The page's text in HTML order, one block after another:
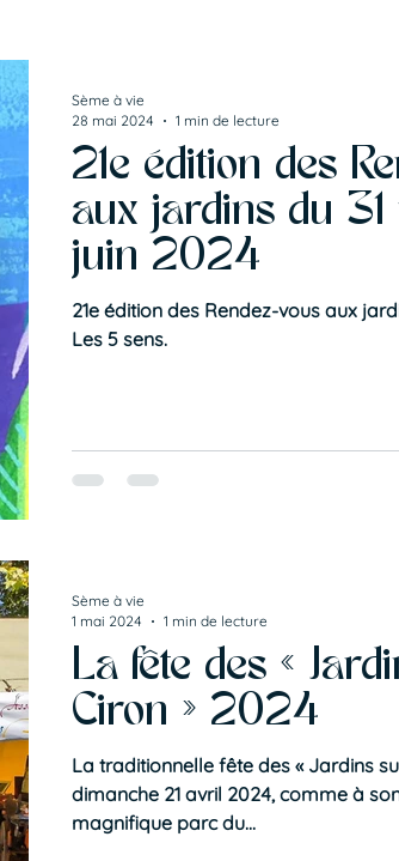
21e édition des
aux jardins du
juin 2024
21e édition des Rendez-vous aux
Les 5 sens.
Sème à vie
28 mai 2024
1 min de lecture
La fête des «
Ciron » 2024
La traditionnelle fête des « Jardins
dimanche 21 avril 2024, comme à
magnifique parc du...
Sème à vie
1 mai 2024
1 min de lecture